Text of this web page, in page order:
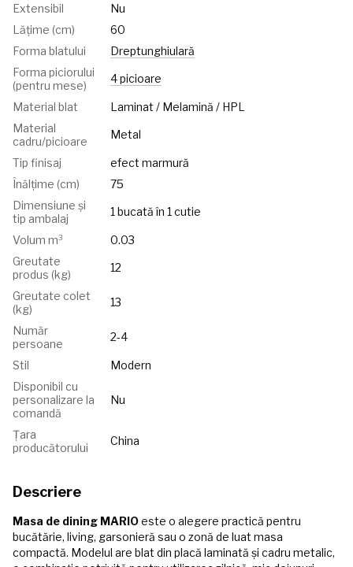
Extensibil
Nu
Lățime (cm)
60
Forma blatului
Dreptunghiulară
Forma piciorului
(pentru mese)
4 picioare
Material blat
Laminat / Melamină / HPL
Material
cadru/picioare
Metal
Tip finisaj
efect marmură
Înălțime (cm)
75
Dimensiune și
tip ambalaj
1 bucată în 1 cutie
Volum m³
0.03
Greutate
produs (kg)
12
Greutate colet
(kg)
13
Număr
persoane
2-4
Stil
Modern
Disponibil cu
personalizare la
comandă
Nu
Țara
producătorului
China
Descriere
Masa de dining MARIOeste o alegere practică pentru
bucătărie, living, garsonieră sau o zonă de luat masa
compactă. Modelul are blat din placă laminată și cadru metalic,